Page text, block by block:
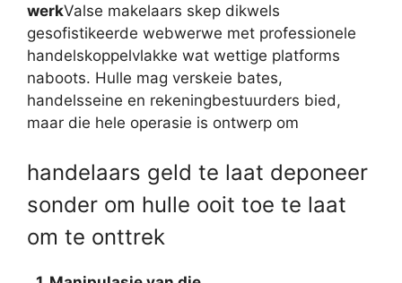
werkValse makelaars skep dikwels
gesofistikeerde webwerwe met professionele
handelskoppelvlakke wat wettige platforms
naboots. Hulle mag verskeie bates,
handelsseine en rekeningbestuurders bied,
maar die hele operasie is ontwerp om
handelaars geld te laat deponeer
sonder om hulle ooit toe te laat
om te onttrek